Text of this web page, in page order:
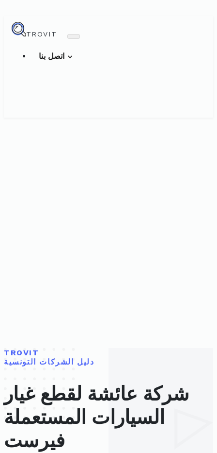
TROVIT
TROVIT
دليل الشركات التونسية
شركة عائشة لقطع غيار
السيارات المستعملة
فيرست